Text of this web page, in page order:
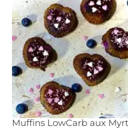
Muffins LowCarb aux